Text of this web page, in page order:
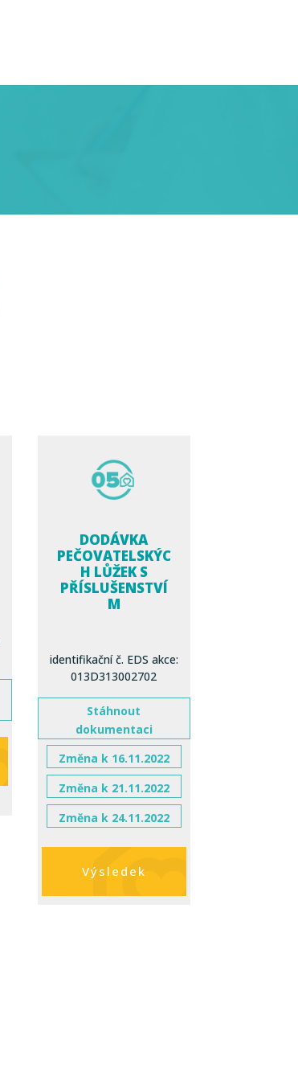
DODÁVKA
PEČOVATELSKÝC
H LŮŽEK S
PŘÍSLUŠENSTVÍ
M
identifikační č. EDS akce:
013D313002702
Stáhnout
dokumentaci
Změna k 16.11.2022
Změna k 21.11.2022
Změna k 24.11.2022
Výsledek